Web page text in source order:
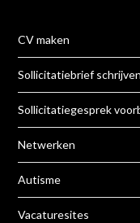
CV maken
Sollicitatiebrief schrijven
Sollicitatiegesprek
Netwerken
Autisme
Vacaturesites